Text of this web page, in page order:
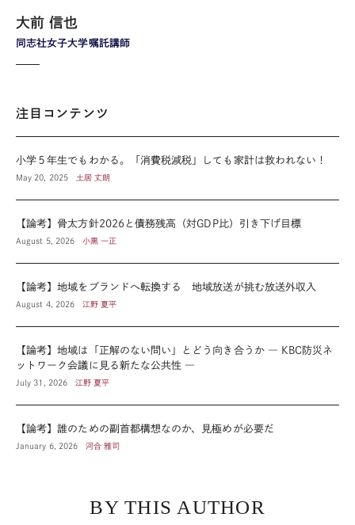
同志社女子大学嘱託講師
大前 信也
注目コンテンツ
小学５年生でもわかる。「消費税減税」しても家計は救われない！
May 20, 2025 土居 丈朗
【論考】骨太方針2026と債務残高（対GDP比）引き下げ目標
August 5, 2026 小黒 一正
【論考】地域をブランドへ転換する 地域放送が挑む放送外収入
August 4, 2026 江野 夏平
【論考】地域は「正解のない問い」とどう向き合うか ― KBC防災ネ
ットワーク会議に見る新たな公共性 ―
July 31, 2026 江野 夏平
【論考】誰のための副首都構想なのか、見極めが必要だ
January 6, 2026 河合 雅司
BY THIS AUTHOR